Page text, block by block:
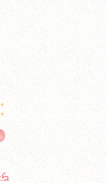
↑
グ
↑
キ